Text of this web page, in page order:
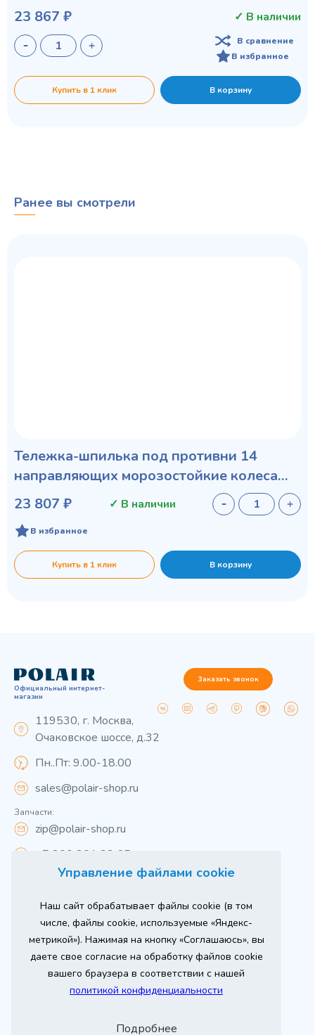
Управление файлами cookie
Наш сайт обрабатывает файлы cookie (в том
числе, файлы cookie, используемые «Яндекс-
метрикой»). Нажимая на кнопку «Соглашаюсь», вы
даете свое согласие на обработку файлов cookie
вашего браузера в соответствии с нашей
политикой конфиденциальности
Подробнее
23 867 ₽
✓ В наличии
В сравнение
В избранное
Купить в 1 клик В корзину
Ранее вы смотрели
Тележка-шпилька под противни 14
направляющих морозостойкие колеса
100 мм
23 807 ₽ ✓ В наличии
В избранное
Купить в 1 клик В корзину
Официальный интернет-
магазин
119530, г. Москва,
Очаковское шоссе, д.32
Пн..Пт: 9.00-18.00
sales@polair-shop.ru
Запчасти:
zip@polair-shop.ru
+7 800 301 33 65
Заказать звонок
Вся информация на сайте о товарах носит
справочный характер и не является публичной
офертой в соответствии с пунктом 2 статьи 437 ГК РФ.
Для получения подробной информации о наличии и
стоимости указанных товаров и (или) услуг,
пожалуйста, обращайтесь к менеджеру сайта по
телефону
При использовании материалов сайта ссылка
Продвижение сайта